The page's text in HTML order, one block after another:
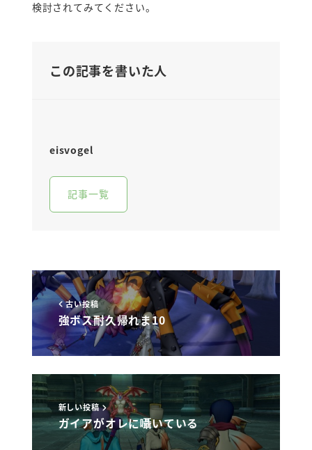
検討されてみてください。
この記事を書いた人
eisvogel
記事一覧
古い投稿
強ボス耐久帰れま10
新しい投稿
ガイアがオレに囁いている